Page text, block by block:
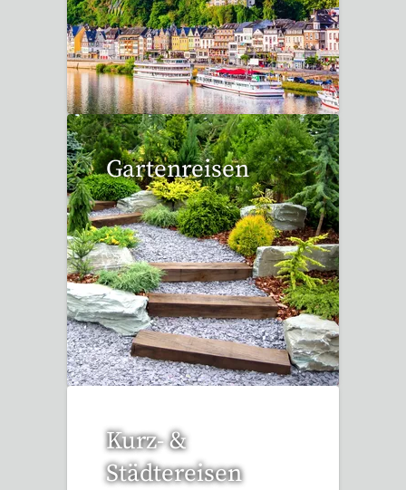
6 Reisen gefunden
Gartenreisen
3 Reisen gefunden
Kurz- &
Städtereisen